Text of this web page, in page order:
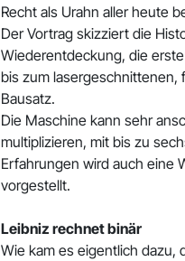
Recht als Urahn aller heute
Der Vortrag skizziert die
Wiederentdeckung, die
bis zum lasergeschnittenen,
Bausatz.
Die Maschine kann sehr
multiplizieren, mit bis zu
Erfahrungen wird auch eine
vorgestellt.
Leibniz rechnet binär
Wie kam es eigentlich dazu,